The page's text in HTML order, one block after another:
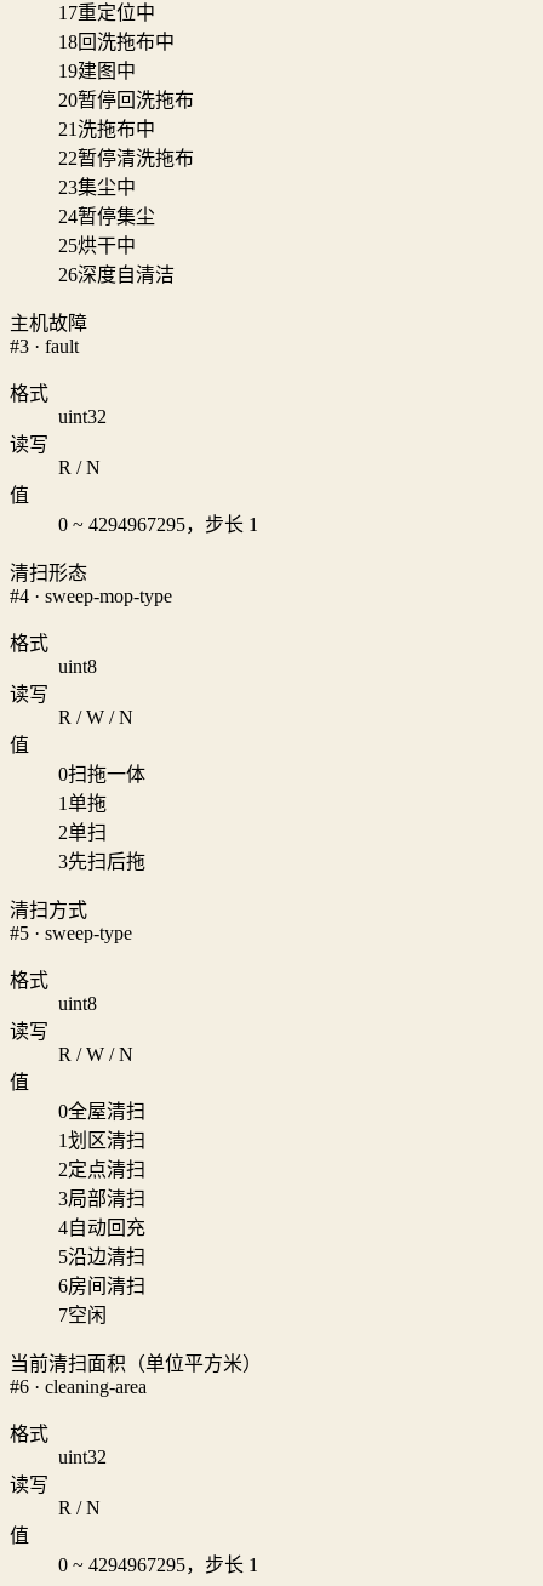
17重定位中
18回洗拖布中
19建图中
20暂停回洗拖布
21洗拖布中
22暂停清洗拖布
23集尘中
24暂停集尘
25烘干中
26深度自清洁
主机故障
#3 · fault
格式
uint32
读写
R / N
值
0 ~ 4294967295，步长 1
清扫形态
#4 · sweep-mop-type
格式
uint8
读写
R / W / N
值
0扫拖一体
1单拖
2单扫
3先扫后拖
清扫方式
#5 · sweep-type
格式
uint8
读写
R / W / N
值
0全屋清扫
1划区清扫
2定点清扫
3局部清扫
4自动回充
5沿边清扫
6房间清扫
7空闲
当前清扫面积（单位平方米）
#6 · cleaning-area
格式
uint32
读写
R / N
值
0 ~ 4294967295，步长 1